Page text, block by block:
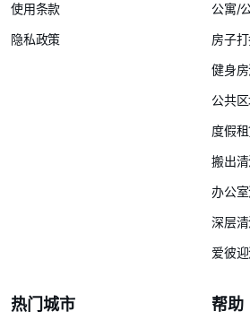
使用条款
隐私政策
公寓/
房子
健身
公共
度假
搬出
办公
深层
爱彼
热门城市 帮助